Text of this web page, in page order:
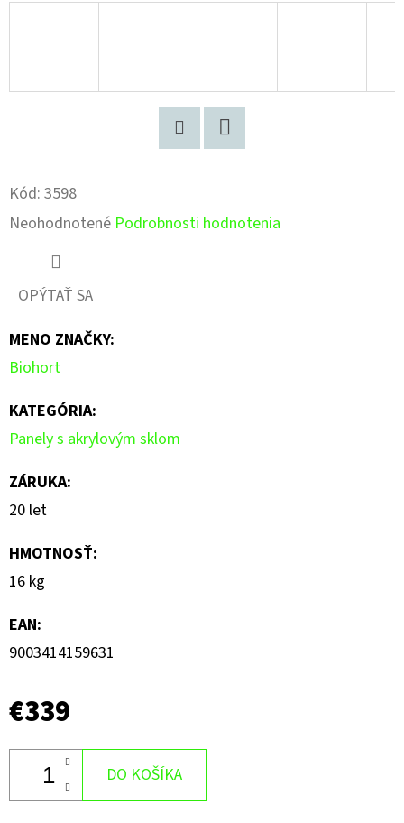
Kód: 3598
Priemerné
hodnotenie
produktu
0,0
z
5
hviezdičiek.
Neohodnotené Podrobnosti hodnotenia
OPÝTAŤ SA
MENO ZNAČKY:
Biohort
KATEGÓRIA:
Panely s akrylovým sklom
ZÁRUKA:
20 let
HMOTNOSŤ:
16 kg
EAN:
9003414159631
€339
DO KOŠÍKA